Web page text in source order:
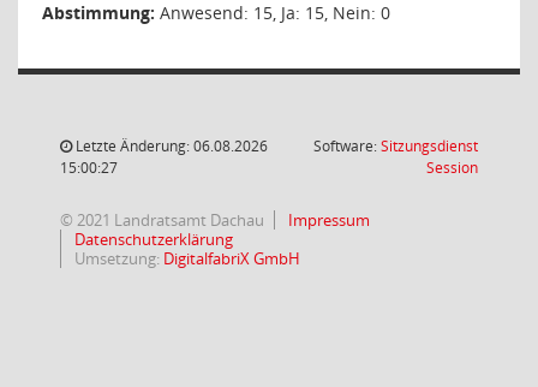
Abstimmung: Anwesend: 15, Ja: 15, Nein: 0
Letzte Änderung: 06.08.2026
15:00:27
Software:Sitzungsdienst
Session(Wird in
© 2021 Landratsamt Dachau
Impressum
Datenschutzerklärung
Umsetzung: DigitalfabriX GmbH